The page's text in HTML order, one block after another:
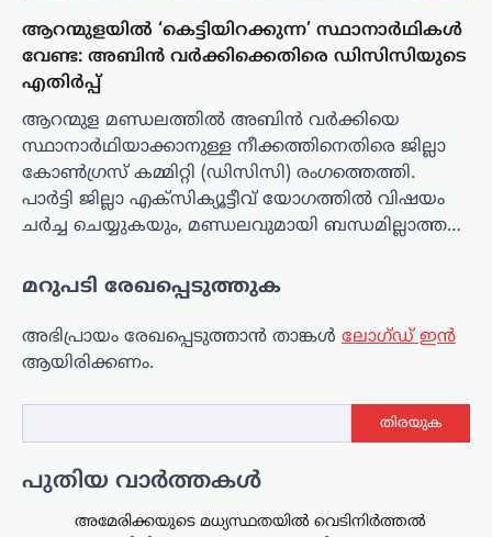
ആറന്മുളയിൽ ‘കെട്ടിയിറക്കുന്ന’ സ്ഥാനാർഥികൾ
വേണ്ട: അബിൻ വർക്കിക്കെതിരെ ഡിസിസിയുടെ
എതിർപ്പ്
ആറന്മുള മണ്ഡലത്തിൽ അബിൻ വർക്കിയെ
സ്ഥാനാർഥിയാക്കാനുള്ള നീക്കത്തിനെതിരെ ജില്ലാ
കോൺഗ്രസ് കമ്മിറ്റി (ഡിസിസി) രംഗത്തെത്തി.
പാർട്ടി ജില്ലാ എക്സിക്യൂട്ടീവ് യോഗത്തിൽ വിഷയം
ചർച്ച ചെയ്യുകയും, മണ്ഡലവുമായി ബന്ധമില്ലാത്ത…
മറുപടി രേഖപ്പെടുത്തുക
അഭിപ്രായം രേഖപ്പെടുത്താ‍ൻ താങ്കൾ ലോഗ്ഡ് ഇൻ
ആയിരിക്കണം.
തിരയുക
പുതിയ വാർത്തകൾ
അമേരിക്കയുടെ മധ്യസ്ഥതയിൽ വെടിനിർത്തൽ